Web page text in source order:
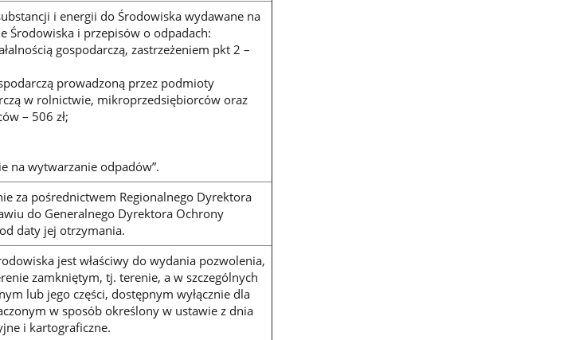
i energii do Środowiska wydawane na
Środowiska i przepisów o odpadach:
gospodarczą, zastrzeżeniem pkt 2 –
prowadzoną przez podmioty
w rolnictwie, mikroprzedsiębiorców oraz
– 506 zł;
na wytwarzanie odpadów”.
za pośrednictwem Regionalnego Dyrektora
do Generalnego Dyrektora Ochrony
daty jej otrzymania.
jest właściwy do wydania pozwolenia,
zamkniętym, tj. terenie, a w szczególnych
lub jego części, dostępnym wyłącznie dla
w sposób określony w ustawie z dnia
i kartograficzne.